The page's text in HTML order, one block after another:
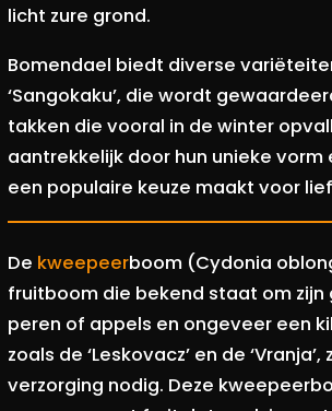
licht zure grond.
Bomendael biedt diverse
‘Sangokaku’, die wordt
takken die vooral in de winter
aantrekkelijk door hun unieke
een populaire keuze maakt voor
De kweepeerboom (Cydonia
fruitboom die bekend staat om
peren of appels en ongeveer een
zoals de ‘Leskovacz’ en de
verzorging nodig. Deze